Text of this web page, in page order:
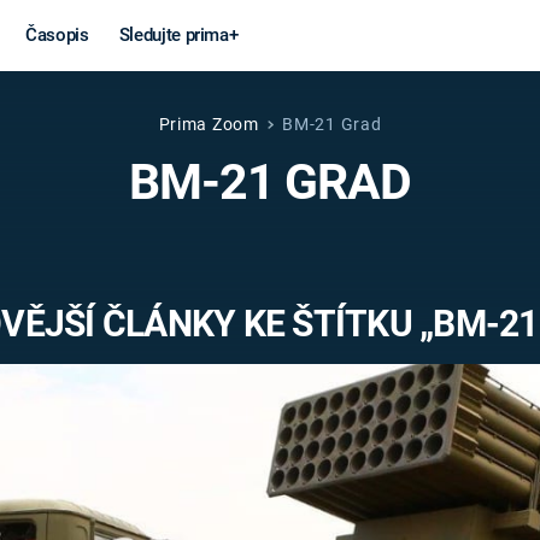
Časopis Sledujte prima+
Věda a
technika
MARS
VÁLEČNÉ
Prima Zoom BM-21 Grad
BM-21 GRAD
ČLÁNKY KE ŠTÍTKU „BM-